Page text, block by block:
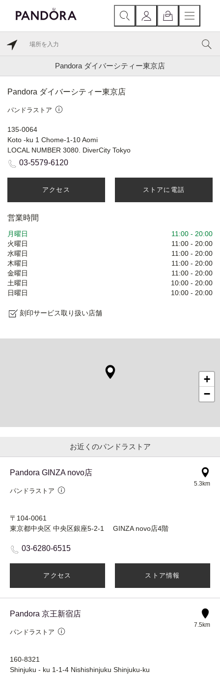
Pandora ダイバーシティー東京店
Pandora ダイバーシティー東京店
パンドラストア
135-0064
Koto -ku 1 Chome-1-10 Aomi
LOCAL NUMBER 3080. DiverCity Tokyo
03-5579-6120
アクセス ストアに電話
営業時間
月曜日 11:00 - 20:00
火曜日
11:00 - 20:00
水曜日
11:00 - 20:00
木曜日
11:00 - 20:00
金曜日
11:00 - 20:00
土曜日
10:00 - 20:00
日曜日
10:00 - 20:00
刻印サービス取り扱い店舗
+
−
お近くのパンドラストア
Pandora GINZA novo店
パンドラストア
5.3km
〒104-0061
東京都中央区 中央区銀座5-2-1 GINZA novo店4階
03-6280-6515
アクセス ストア情報
Pandora 京王新宿店
パンドラストア
7.5km
160-8321
Shinjuku - ku 1-1-4 Nishishinjuku Shinjuku-ku